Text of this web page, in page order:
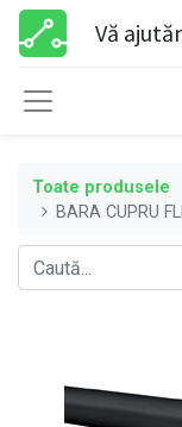
Vă
Toate produsele
BARA CUPRU